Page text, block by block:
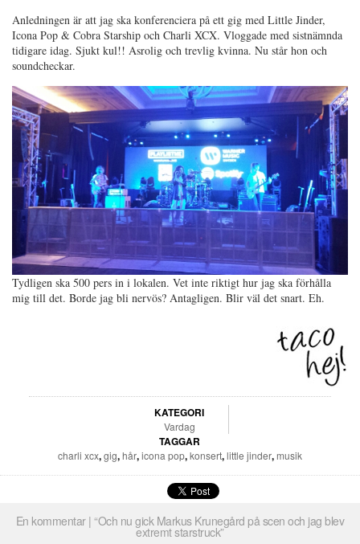
Anledningen är att jag ska konferenciera på ett gig med Little Jinder,
Icona Pop & Cobra Starship och Charli XCX. Vloggade med sistnämnda
tidigare idag. Sjukt kul!! Asrolig och trevlig kvinna. Nu står hon och
soundcheckar.
Tydligen ska 500 pers in i lokalen. Vet inte riktigt hur jag ska förhålla
mig till det. Borde jag bli nervös? Antagligen. Blir väl det snart. Eh.
KATEGORI
Vardag
TAGGAR
charli xcx,gig,hår,icona pop,konsert,little jinder,musik
En kommentar | “Och nu gick Markus Krunegård på scen och jag blev
extremt starstruck”